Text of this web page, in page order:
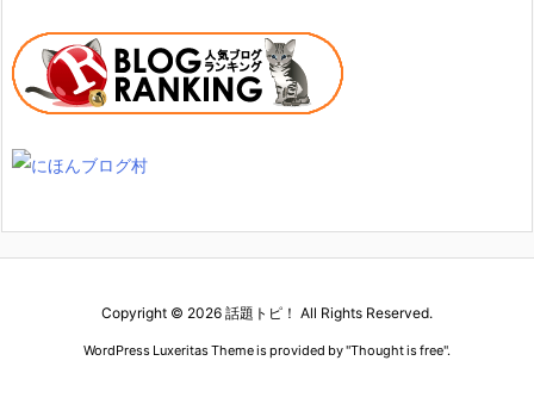
Copyright © 2026 話題トピ！ All Rights Reserved.
WordPress Luxeritas Theme is provided by "Thought is free".